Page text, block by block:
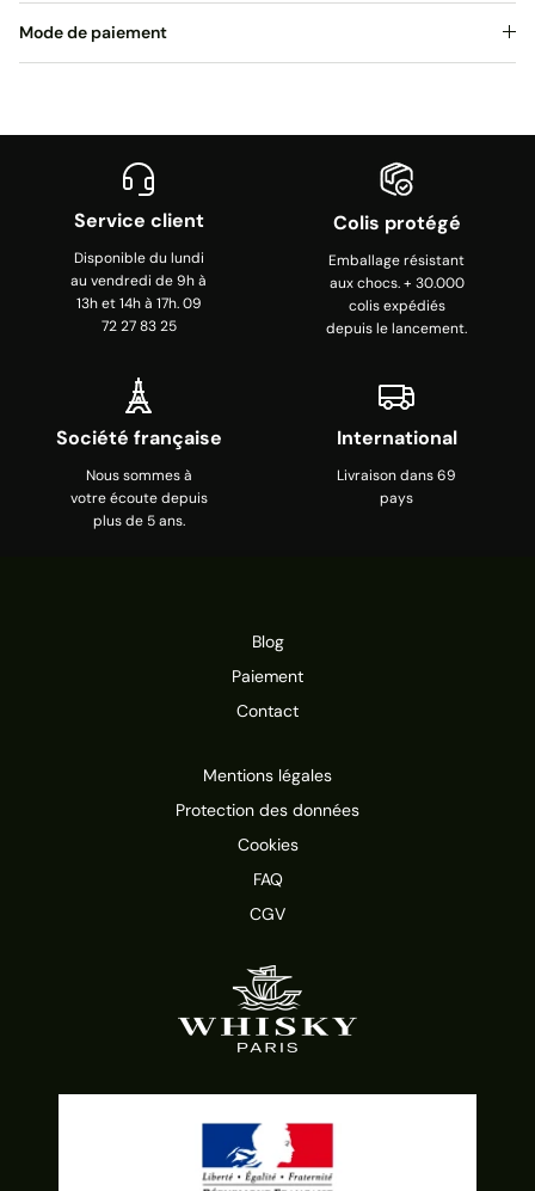
Mode de paiement
Service client
Disponible du lundi
au vendredi de 9h à
13h et 14h à 17h. 09
72 27 83 25
Colis protégé
Emballage résistant
aux chocs. + 30.000
colis expédiés
depuis le lancement.
Société française
Nous sommes à
votre écoute depuis
plus de 5 ans.
International
Livraison dans 69
pays
Blog
Paiement
Contact
Mentions légales
Protection des données
Cookies
FAQ
CGV